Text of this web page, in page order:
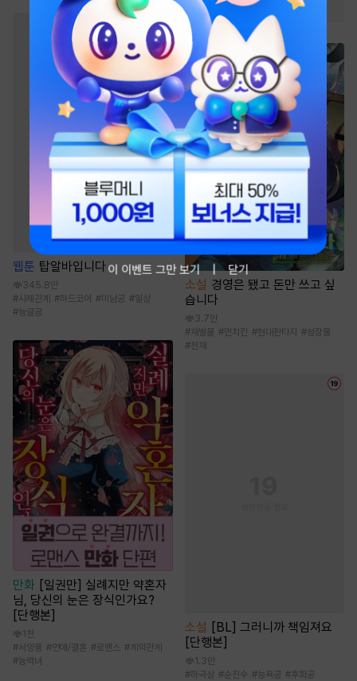
웹툰 탑알바입니다
345.8만
#사제관계 #하드코어 #미남공 #일상
#능글공
만화 [일권만] 실례지만 약혼자
님, 당신의 눈은 장식인가요?
[단행본]
1천
#서양풍 #연애/결혼 #로맨스 # 계약관계
#능력녀
#고수위 #왕족/귀족
소설 경영은 됐고 돈만 쓰고 싶
습니다
3.7만
#재벌물 #먼치킨 #현대판타지 #성장물
#천재
소설 [BL] 그러니까 책임져요
[단행본]
1.3만
#하극상 #순진수 #능욕공 #후회공
이 이벤트 그만 보기 닫기